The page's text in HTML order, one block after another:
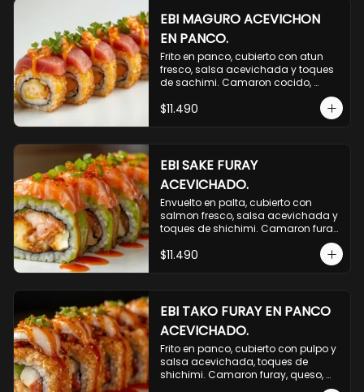
EBI MAGURO ACEVICHON
EN PANCO.
Frito en panco, cubierto con atun
fresco, salsa acevichada y toques
de sachimi. Camaron cocido,
$11.490
EBI SAKE FURAY
ACEVICHADO.
Envuelto en palta, cubierto con
salmon fresco, salsa acevichada y
toques de shichimi. Camaron furay,
$11.490
EBI TAKO FURAY EN PANCO
ACEVICHADO.
Frito en panco, cubierto con pulpo y
salsa acevichada, toques de
shichimi. Camaron furay, queso,